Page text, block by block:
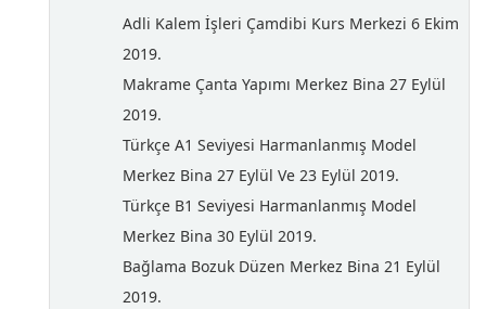
Adli Kalem İşleri Çamdibi Kurs Merkezi 6 Ekim
2019.
Makrame Çanta Yapımı Merkez Bina 27 Eylül
2019.
Türkçe A1 Seviyesi Harmanlanmış Model
Merkez Bina 27 Eylül Ve 23 Eylül 2019.
Türkçe B1 Seviyesi Harmanlanmış Model
Merkez Bina 30 Eylül 2019.
Bağlama Bozuk Düzen Merkez Bina 21 Eylül
2019.